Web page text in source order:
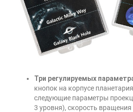
Три регулируемых
кнопок на корпусе
следующие параметры
3 уровня), скорость вращения